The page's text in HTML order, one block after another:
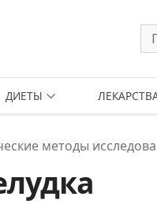
ДИЕТЫ
методы